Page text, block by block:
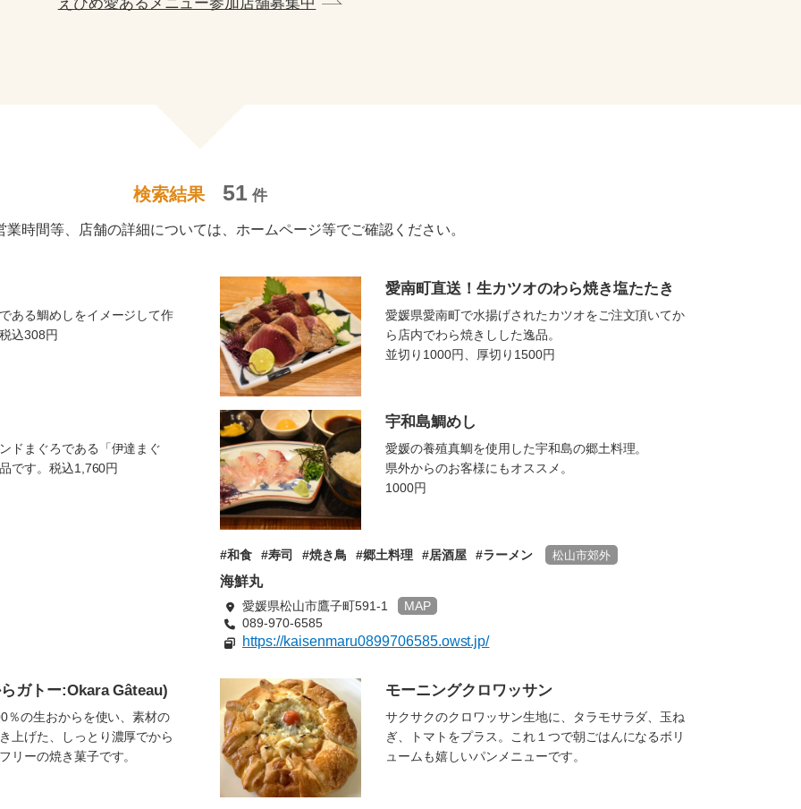
検索結果 51件
業時間等、店舗の詳細については、ホームページ等でご確認ください。
ある鯛めしをイメージして作
込308円
ドまぐろである「伊達まぐ
です。税込1,760円
愛南町直送！生カツオのわら焼き塩たたき
愛媛県愛南町で水揚げされたカツオをご注文頂いてか
ら店内でわら焼きしした逸品。
並切り1000円、厚切り1500円
宇和島鯛めし
愛媛の養殖真鯛を使用した宇和島の郷土料理。
県外からのお客様にもオススメ。
1000円
和食 寿司 焼き鳥 郷土料理 居酒屋 ラーメン 松山市郊外
海鮮丸
愛媛県松山市鷹子町591-1
MAP
089-970-6585
https://kaisenmaru0899706585.owst.jp/
ガトー:Okara Gâteau)
％の生おからを使い、素材の
上げた、しっとり濃厚でから
リーの焼き菓子です。
モーニングクロワッサン
サクサクのクロワッサン生地に、タラモサラダ、玉ね
ぎ、トマトをプラス。これ１つで朝ごはんになるボリ
ュームも嬉しいパンメニューです。